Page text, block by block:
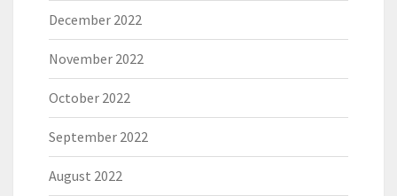
December 2022
November 2022
October 2022
September 2022
August 2022